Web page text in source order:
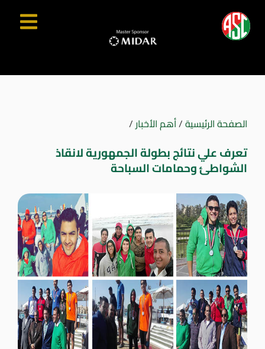
الصفحة الرئيسية/أهم الأخبار/
تعرف علي نتائج بطولة الجمهورية لانقاذ
الشواطئ وحمامات السباحة